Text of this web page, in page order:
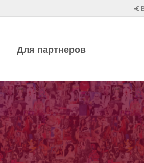
Для партнеров